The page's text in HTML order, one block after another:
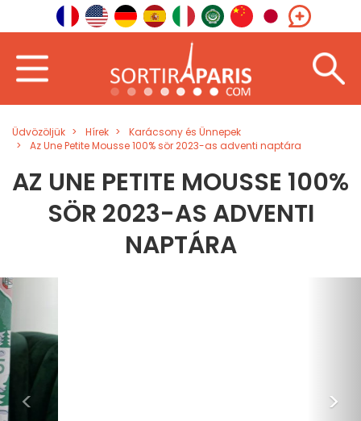
Üdvözöljük Hírek
Karácsony és Ünnepek
Az Une Petite Mousse 100% sör 2023-as adventi naptára
AZ UNE PETITE MOUSSE 100%
SÖR 2023-AS ADVENTI
NAPTÁRA
< >